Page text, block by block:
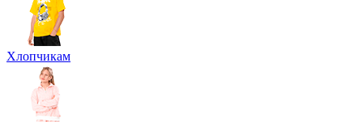
Хлопчикам